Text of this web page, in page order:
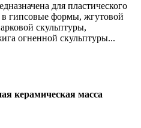
для пластического
гипсовые формы, жгутовой
скульптуры,
огненной скульптуры...
керамическая масса